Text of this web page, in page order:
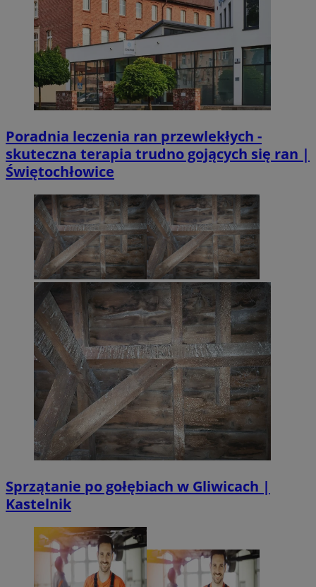
Poradnia leczenia ran przewlekłych -
skuteczna terapia trudno gojących się ran |
Świętochłowice
Sprzątanie po gołębiach w Gliwicach |
Kastelnik